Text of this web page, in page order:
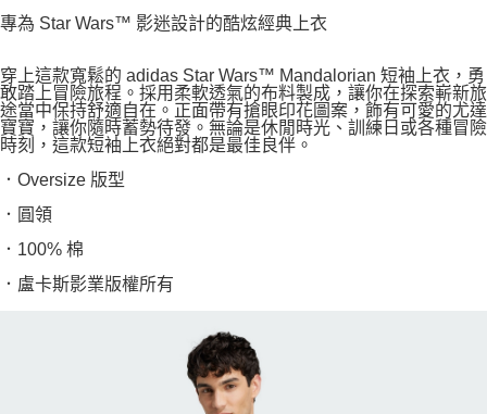
專為 Star Wars™ 影迷設計的酷炫經典上衣
穿上這款寬鬆的 adidas Star Wars™ Mandalorian 短袖上衣，勇
敢踏上冒險旅程。採用柔軟透氣的布料製成，讓你在探索嶄新旅
途當中保持舒適自在。正面帶有搶眼印花圖案，飾有可愛的尤達
寶寶，讓你隨時蓄勢待發。無論是休閒時光、訓練日或各種冒險
時刻，這款短袖上衣絕對都是最佳良伴。
．Oversize 版型
．圓領
．100% 棉
．盧卡斯影業版權所有